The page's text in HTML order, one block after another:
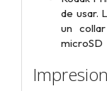
de usar.
un
microSD